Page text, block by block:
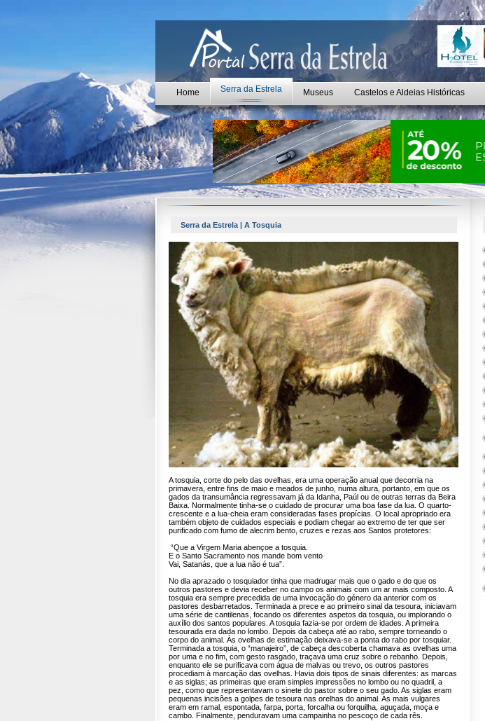
Home Serra da Estrela Museus Castelos e Aldeias Históricas
Serra da Estrela | A Tosquia
A tosquia, corte do pelo das ovelhas, era uma operação anual que decorria na
primavera, entre fins de maio e meados de junho, numa altura, portanto, em que os
gados da transumância regressavam já da Idanha, Paúl ou de outras terras da Beira
Baixa. Normalmente tinha-se o cuidado de procurar uma boa fase da lua. O quarto-
crescente e a lua-cheia eram consideradas fases propícias. O local apropriado era
também objeto de cuidados especiais e podiam chegar ao extremo de ter que ser
purificado com fumo de alecrim bento, cruzes e rezas aos Santos protetores:
“Que a Virgem Maria abençoe a tosquia.
E o Santo Sacramento nos mande bom vento
Vai, Satanás, que a lua não é tua”.
No dia aprazado o tosquiador tinha que madrugar mais que o gado e do que os
outros pastores e devia receber no campo os animais com um ar mais composto. A
tosquia era sempre precedida de uma invocação do género da anterior com os
pastores desbarretados. Terminada a prece e ao primeiro sinal da tesoura, iniciavam
uma série de cantilenas, focando os diferentes aspetos da tosquia, ou implorando o
auxílio dos santos populares. A tosquia fazia-se por ordem de idades. A primeira
tesourada era dada no lombo. Depois da cabeça até ao rabo, sempre torneando o
corpo do animal. Às ovelhas de estimação deixava-se a ponta do rabo por tosquiar.
Terminada a tosquia, o “manajeiro”, de cabeça descoberta chamava as ovelhas uma
por uma e no fim, com gesto rasgado, traçava uma cruz sobre o rebanho. Depois,
enquanto ele se purificava com água de malvas ou trevo, os outros pastores
procediam à marcação das ovelhas. Havia dois tipos de sinais diferentes: as marcas
e as siglas; as primeiras que eram simples impressões no lombo ou no quadril, a
pez, como que representavam o sinete do pastor sobre o seu gado. As siglas eram
pequenas incisões a golpes de tesoura nas orelhas do animal. As mais vulgares
eram em ramal, espontada, farpa, porta, forcalha ou forquilha, aguçada, moça e
cambo. Finalmente, penduravam uma campainha no pescoço de cada rês.